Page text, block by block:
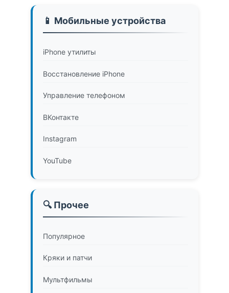
📱 Мобильные устройства
iPhone утилиты
Восстановление iPhone
Управление телефоном
ВКонтакте
Instagram
YouTube
🔍 Прочее
Популярное
Кряки и патчи
Мультфильмы